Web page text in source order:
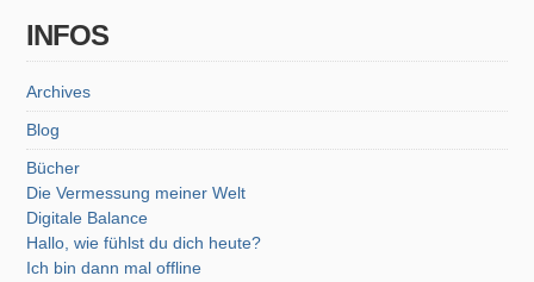
INFOS
Archives
Blog
Bücher
Die Vermessung meiner Welt
Digitale Balance
Hallo, wie fühlst du dich heute?
Ich bin dann mal offline